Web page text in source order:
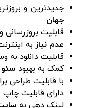
جدیدترین و
جهان
قابلیت
عدم نیاز به
قابلیت دانلود به
کمک به بهبود سئو
با قابلیت طراحی
دارای قابلیت چاپ
لینک دهی به